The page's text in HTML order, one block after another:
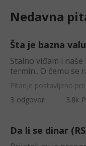
Nedavna
Šta je bazna
Stalno viđam i
termin.. O čemu se
Pitanje postavljeno
3 odgovori 3.8k
Da li se dinar